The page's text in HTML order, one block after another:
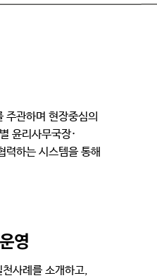
주관하며 현장중심의
윤리사무국장·
력하는 시스템을 통해
영
사례를 소개하고,